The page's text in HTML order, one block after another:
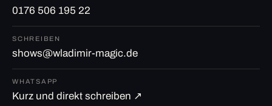
0176 506 195 22
SCHREIBEN
shows@wladimir-magic.de
WHATSAPP
Kurz und direkt schreiben ↗